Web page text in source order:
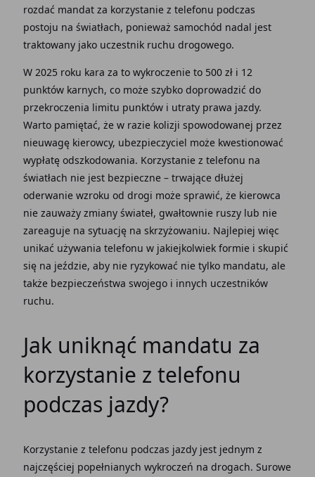
rozdać mandat za korzystanie z telefonu podczas
postoju na światłach, ponieważ samochód nadal jest
traktowany jako uczestnik ruchu drogowego.
W 2025 roku kara za to wykroczenie to 500 zł i 12
punktów karnych, co może szybko doprowadzić do
przekroczenia limitu punktów i utraty prawa jazdy.
Warto pamiętać, że w razie kolizji spowodowanej przez
nieuwagę kierowcy, ubezpieczyciel może kwestionować
wypłatę odszkodowania. Korzystanie z telefonu na
światłach nie jest bezpieczne – trwające dłużej
oderwanie wzroku od drogi może sprawić, że kierowca
nie zauważy zmiany świateł, gwałtownie ruszy lub nie
zareaguje na sytuację na skrzyżowaniu. Najlepiej więc
unikać używania telefonu w jakiejkolwiek formie i skupić
się na jeździe, aby nie ryzykować nie tylko mandatu, ale
także bezpieczeństwa swojego i innych uczestników
ruchu.
Jak uniknąć mandatu za
korzystanie z telefonu
podczas jazdy?
Korzystanie z telefonu podczas jazdy jest jednym z
najczęściej popełnianych wykroczeń na drogach. Surowe